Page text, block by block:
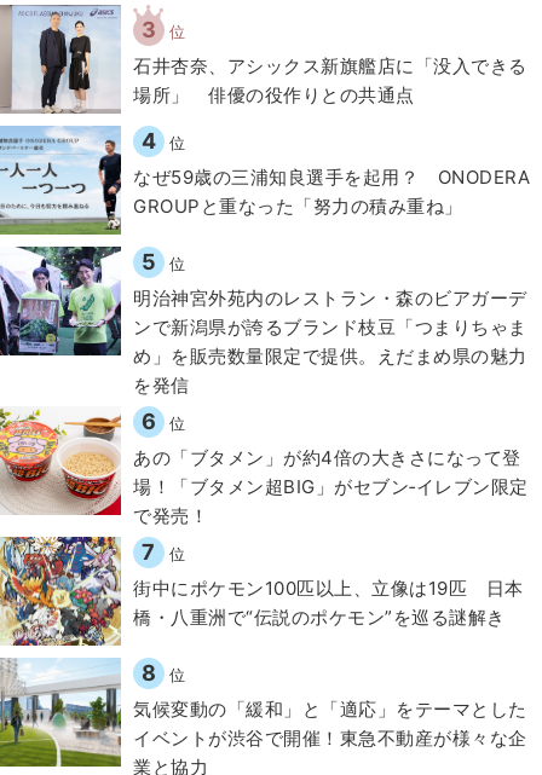
3 位
石井杏奈、アシックス新旗艦店に「没入できる
場所」 俳優の役作りとの共通点
4 位
なぜ59歳の三浦知良選手を起用？ ONODERA
GROUPと重なった「努力の積み重ね」
5 位
明治神宮外苑内のレストラン・森のビアガーデ
ンで新潟県が誇るブランド枝豆「つまりちゃま
め」を販売数量限定で提供。えだまめ県の魅力
を発信
6 位
あの「ブタメン」が約4倍の大きさになって登
場！「ブタメン超BIG」がセブン‐イレブン限定
で発売！
7 位
街中にポケモン100匹以上、立像は19匹 日本
橋・八重洲で“伝説のポケモン”を巡る謎解き
8 位
気候変動の「緩和」と「適応」をテーマとした
イベントが渋谷で開催！東急不動産が様々な企
業と協力